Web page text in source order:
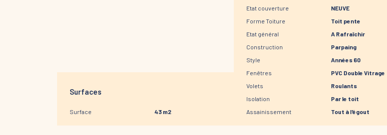
Surfaces
Surface 43 m2
Etat couverture
NEUVE
Forme Toiture
Toit pente
Etat général
A Rafraîchir
Construction
Parpaing
Style
Années 60
Fenêtres
PVC Double Vitrage
Volets
Roulants
Isolation
Par le toit
Assainissement
Tout à l'égout